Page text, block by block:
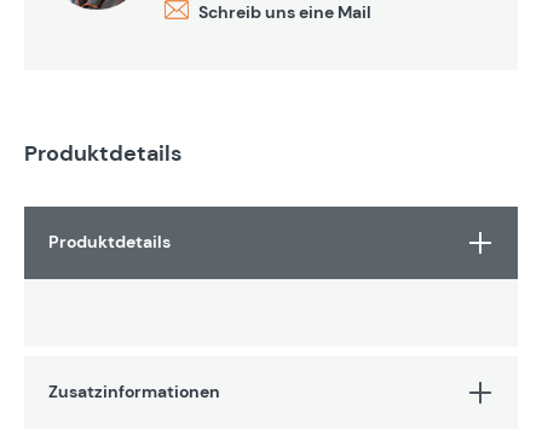
Schreib uns eine Mail
Produktdetails
Produktdetails
Zusatzinformationen